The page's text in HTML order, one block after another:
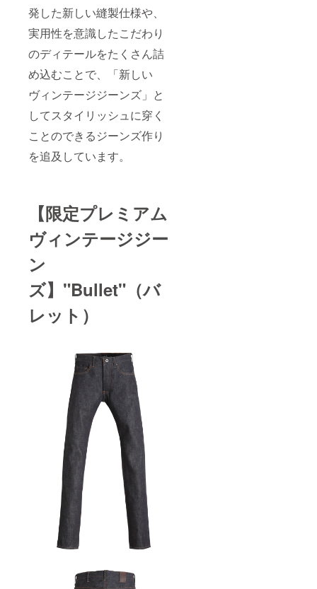
発した新しい縫製仕様や、
実用性を意識したこだわり
のディテールをたくさん詰
め込むことで、「新しい
ヴィンテージジーンズ」と
してスタイリッシュに穿く
ことのできるジーンズ作り
を追及しています。
【限定プレミアム
ヴィンテージジー
ン
ズ】 "Bullet"（バ
レット）